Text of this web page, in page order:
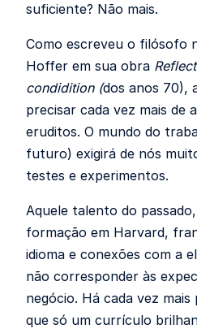
suficiente? Não mais.
Como escreveu o filósofo
Hoffer em sua obra
condidition (dos anos 70),
precisar cada vez mais de
eruditos. O mundo do
futuro) exigirá de nós
testes e experimentos.
Aquele talento do
formação em Harvard,
idioma e conexões com a
não corresponder às
negócio. Há cada vez
que só um currículo